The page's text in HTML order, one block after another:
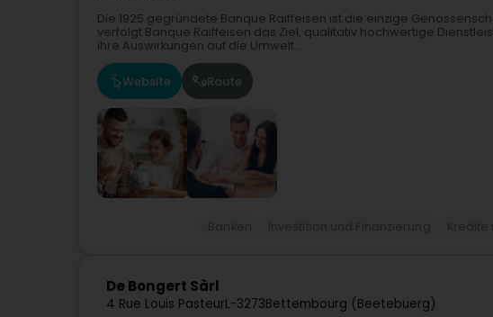
Die 1925 gegründete Banque Raiffeisen ist die einzige
verfolgt Banque Raiffeisen das Ziel, qualitativ hochwertige
ihre Auswirkungen auf die Umwelt...
Website Route
De Bongert Sàrl
4 Rue Louis PasteurL-3273Bettembourg (Beetebuerg)